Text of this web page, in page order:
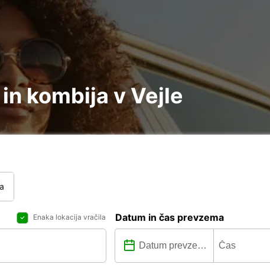
kombija v Vejle
Enaka lokacija vračila Datum in čas prevzema